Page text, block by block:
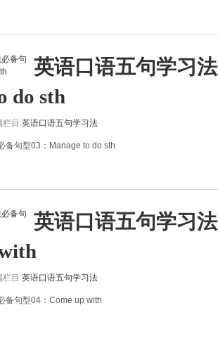
过“比较级”的考验，但是懂得了“more&hellip;
英语口语五句学习
do sth
栏目:英语口语五句学习法
备句型03：Manage to do sth
时候，想表达“成功做某事”的你还在用succeed in doing
英语口语五句学习
栏目:英语口语五句学习法
备句型04：Come up with